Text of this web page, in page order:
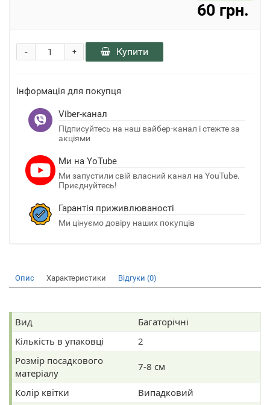
60 грн.
+
- Купити
Інформація для покупця
Viber-канал
Підписуйтесь на наш вайбер-канал і стежте за
акціями
Ми на YoTube
Ми запустили свій власний канал на YouTube.
Приєднуйтесь!
Гарантія приживлюваності
Ми цінуємо довіру наших покупців
Опис Характеристики Відгуки (0)
Вид
Багаторічні
Кількість в упаковці
2
Розмір посадкового
матеріалу
7-8 см
Колір квітки
Випадковий